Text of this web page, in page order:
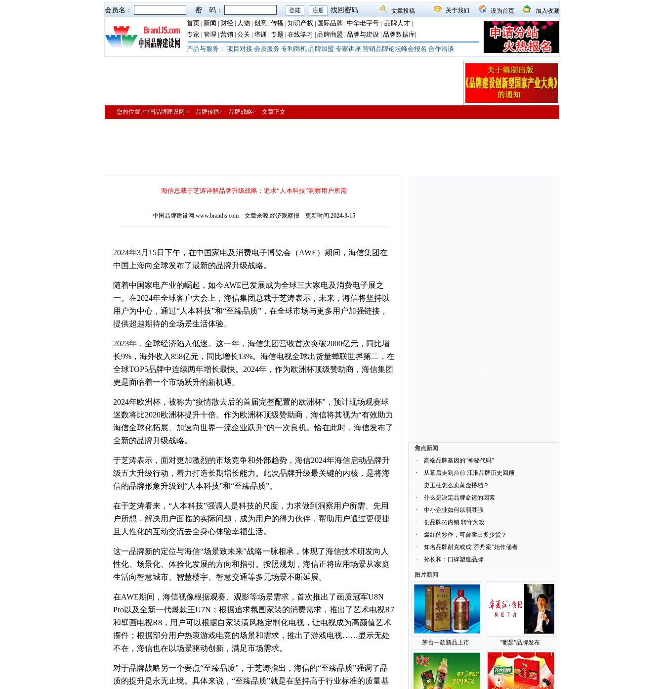
会员名： 密 码： 找回密码 文章投稿 关于我们 设为首页 加入收藏
首页 新闻 财经 人物 创意 传播 知识产权 国际品牌 中华老字号 品牌人才
专家 管理 营销 公关 培训 专题 在线学习 品牌商盟 品牌与建设 品牌数据库
产品与服务： 项目对接 会员服务 专利商机 品牌加盟 专家讲座 营销品牌论坛峰会报名 合作洽谈
您的位置: 中国品牌建设网 > 品牌传播> 品牌战略> 文章正文
海信总裁于芝涛详解品牌升级战略：追求“人本科技”洞察用户所需
中国品牌建设网:www.brandjs.com 文章来源:经济观察报 更新时间:2024-3-15
2024年3月15日下午，在中国家电及消费电子博览会（AWE）期间，海信集团在
中国上海向全球发布了最新的品牌升级战略。
随着中国家电产业的崛起，如今AWE已发展成为全球三大家电及消费电子展之
一。在2024年全球客户大会上，海信集团总裁于芝涛表示，未来，海信将坚持以
用户为中心，通过“人本科技”和“至臻品质”，在全球市场与更多用户加强链接，
提供超越期待的全场景生活体验。
2023年，全球经济陷入低迷。这一年，海信集团营收首次突破2000亿元，同比增
长9%，海外收入858亿元，同比增长13%。海信电视全球出货量蝉联世界第二，在
全球TOP5品牌中连续两年增长最快。2024年，作为欧洲杯顶级赞助商，海信集团
更是面临着一个市场跃升的新机遇。
2024年欧洲杯，被称为“疫情散去后的首届完整配置的欧洲杯”，预计现场观赛球
迷数将比2020欧洲杯提升十倍。作为欧洲杯顶级赞助商，海信将其视为“有效助力
海信全球化拓展、加速向世界一流企业跃升”的一次良机。恰在此时，海信发布了
全新的品牌升级战略。
于芝涛表示，面对更加激烈的市场竞争和外部趋势，海信2024年海信启动品牌升
级五大升级行动，着力打造长期增长能力。此次品牌升级最关键的内核，是将海
信的品牌形象升级到“人本科技”和“至臻品质”。
在于芝涛看来，“人本科技”强调人是科技的尺度，力求做到洞察用户所需、先用
户所想，解决用户面临的实际问题，成为用户的得力伙伴，帮助用户通过更便捷
且人性化的互动交流去全身心体验幸福生活。
这一品牌新的定位与海信“场景致未来”战略一脉相承，体现了海信技术研发向人
性化、场景化、体验化发展的方向和指引。按照规划，海信正将应用场景从家庭
生活向智慧城市、智慧楼宇、智慧交通等多元场景不断延展。
在AWE期间，海信视像根据观赛、观影等场景需求，首次推出了画质冠军U8N
Pro以及全新一代爆款王U7N；根据追求氛围家装的消费需求，推出了艺术电视R7
和壁画电视R8，用户可以根据自家装潢风格定制化电视，让电视成为高颜值艺术
摆件；根据部分用户热衷游戏电竞的场景和需求，推出了游戏电视……显示无处
不在，海信也在以场景驱动创新，满足市场需求。
对于品牌战略另一个要点“至臻品质”，于芝涛指出，海信的“至臻品质”强调了品
质的提升是永无止境。具体来说，“至臻品质”就是在坚持高于行业标准的质量基
焦点新闻
·
高端品牌基因的“神秘代码”
·
从幕后走到台前 江淮品牌历史回顾
·
史玉柱怎么卖黄金搭档？
·
什么是决定品牌命运的因素
·
中小企业如何以弱胜强
·
创品牌拓内销 转守为攻
·
爆红的炒作，可曾卖出多少货？
·
知名品牌耐克或成“乔丹案”始作俑者
·
孙长和：口碑塑造品牌
图片新闻
茅台一款新品上市 “葡瑟”品牌发布